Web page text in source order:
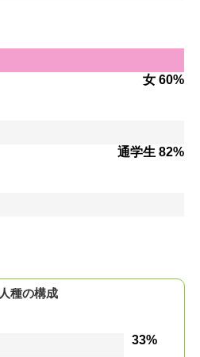
女 60%
通学生 82%
人種の構成
33%